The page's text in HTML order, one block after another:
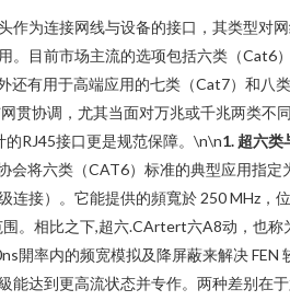
作为连接网线与设备的接口，其类型对
。目前市场主流的选项包括六类（Cat6
还有用于高端应用的七类（Cat7）和八类
贯协调，尤其当面对万兆或千兆两类不
RJ45接口更是规范保障。\n\n1. 超六类
会将六类（CAT6）标准的典型应用指定
连接）。它能提供的頻寬於 250 MHz，
。相比之下,超六.CArtert六A8动，也称
開率内的频宽模拟及降屏蔽来解决 FEN
能达到更高流状态并专作。两种差别在